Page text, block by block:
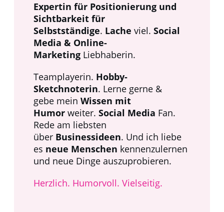
Expertin für Positionierung und
Sichtbarkeit für
Selbstständige. Lache viel. Social
Media & Online-
Marketing Liebhaberin.
Teamplayerin. Hobby-
Sketchnoterin. Lerne gerne &
gebe mein Wissen mit
Humor weiter. Social Media Fan.
Rede am liebsten
über Businessideen. Und ich liebe
es neue Menschen kennenzulernen
und neue Dinge auszuprobieren.
Herzlich. Humorvoll. Vielseitig.